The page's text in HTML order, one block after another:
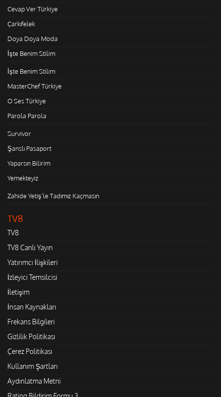
Cevap Ver Türkiye
Çarkıfelek
Doya Doya Moda
İşte Benim Stilim
İşte Benim Stilim
MasterChef Türkiye
O Ses Türkiye
Parola Parola
Survivor
Şanslı Pasaport
Yaparsın Bilirim
Yemekteyiz
Zahide Yetiş'le Tadımız Kaçmasın
TV8
TV8
TV8 Canlı Yayın
Yatırımcı İlişkileri
İzleyici Temsilcisi
İletişim
İnsan Kaynakları
Frekans Bilgileri
Gizlilik Politikası
Çerez Politikası
Kullanım Şartları
Aydınlatma Metni